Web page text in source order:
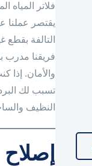
فلاتر
يقتصر عملنا
التالفة
فريقنا مدرب
والأمان. إذا
تسبب لك البرد
النظيف